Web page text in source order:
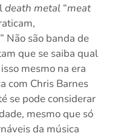
death metal“meat
” Não são banda de
que se saiba qual
mesmo na era
com Chris Barnes
se pode considerar
mesmo que só
da música